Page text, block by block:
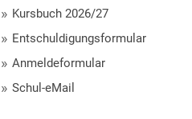
Kursbuch 2026/27
Entschuldigungsformular
Anmeldeformular
Schul-eMail